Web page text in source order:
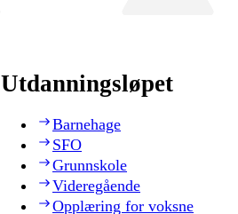
Utdanningsløpet
Barnehage
SFO
Grunnskole
Videregående
Opplæring for voksne